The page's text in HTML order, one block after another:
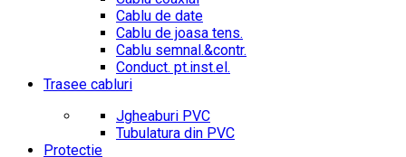
Cablu de date
Cablu de joasa tens.
Cablu semnal.&contr.
Conduct. pt.inst.el.
Trasee cabluri
Jgheaburi PVC
Tubulatura din PVC
Protectie